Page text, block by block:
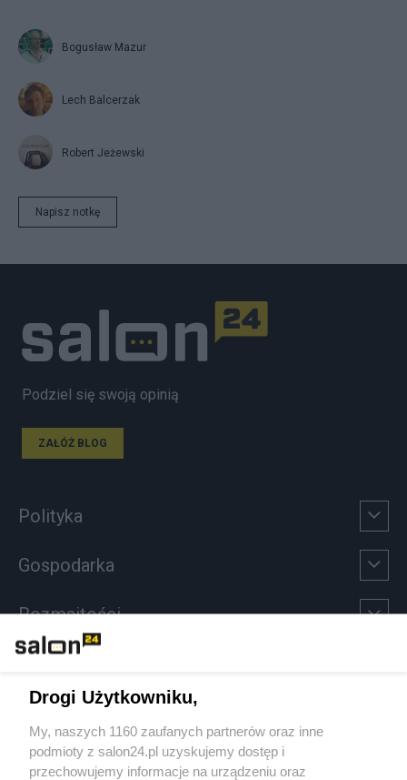
Bogusław Mazur
Lech Balcerzak
Robert Jeżewski
Napisz notkę
Podziel się swoją opinią
ZAŁÓŻ BLOG
Polityka
Gospodarka
Rozmaitości
Sport
Społeczeństwo
Drogi Użytkowniku,
My, naszych 1160 zaufanych partnerów oraz inne
podmioty z salon24.pl uzyskujemy dostęp i
przechowujemy informacje na urządzeniu oraz